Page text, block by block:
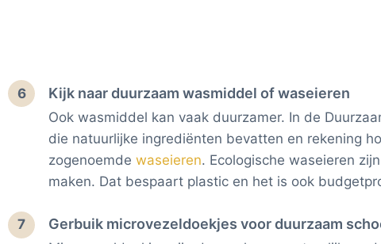
6 Kijk naar duurzaam wasmiddel of waseieren
Ook wasmiddel kan vaak duurzamer. In de
die natuurlijke ingrediënten bevatten en rekening
zogenoemde waseieren. Ecologische waseieren
maken. Dat bespaart plastic en het is ook
7 Gerbuik microvezeldoekjes voor duurzaam